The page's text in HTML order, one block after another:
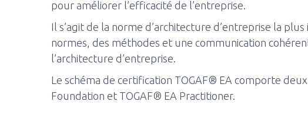
pour améliorer l’efficacité de l’entreprise.
Il s’agit de la norme d’architecture d’entreprise la
normes, des méthodes et une communication
l’architecture d’entreprise.
Le schéma de certification TOGAF® EA comporte
Foundation et TOGAF® EA Practitioner.